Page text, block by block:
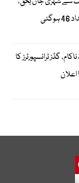
گڈز ٹرانسپورٹرز کا